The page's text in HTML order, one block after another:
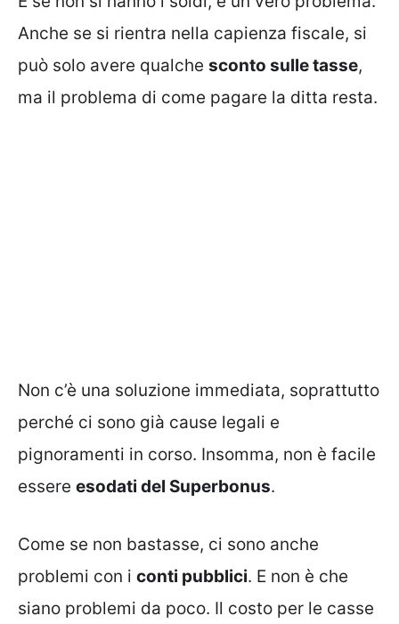
Anche se si rientra nella capienza fiscale, si
può solo avere qualche sconto sulle tasse,
ma il problema di come pagare la ditta resta.
Non c’è una soluzione immediata, soprattutto
perché ci sono già cause legali e
pignoramenti in corso. Insomma, non è facile
essere esodati del Superbonus.
Come se non bastasse, ci sono anche
problemi con i conti pubblici. E non è che
siano problemi da poco. Il costo per le casse